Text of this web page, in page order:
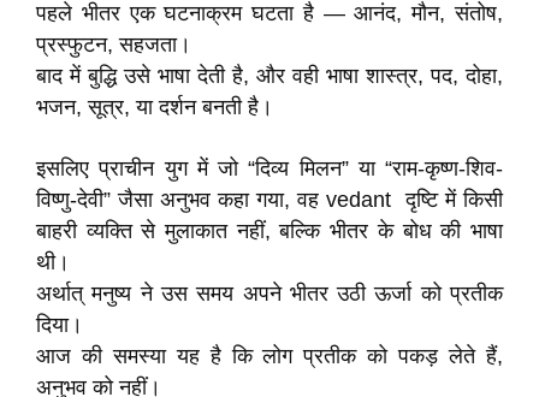
पहले भीतर एक घटनाक्रम घटता है — आनंद, मौन, संतोष,
प्रस्फुटन, सहजता।
बाद में बुद्धि उसे भाषा देती है, और वही भाषा शास्त्र, पद, दोहा,
भजन, सूत्र, या दर्शन बनती है।
इसलिए प्राचीन युग में जो “दिव्य मिलन” या “राम-कृष्ण-शिव-
विष्णु-देवी” जैसा अनुभव कहा गया, वह vedant दृष्टि में किसी
बाहरी व्यक्ति से मुलाकात नहीं, बल्कि भीतर के बोध की भाषा
थी।
अर्थात् मनुष्य ने उस समय अपने भीतर उठी ऊर्जा को प्रतीक
दिया।
आज की समस्या यह है कि लोग प्रतीक को पकड़ लेते हैं,
अनुभव को नहीं।